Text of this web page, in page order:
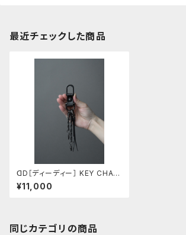
最近チェックした商品
ꓷD［ディーディー］ KEY CHAIN
ダールブラック
¥11,000
同じカテゴリの商品